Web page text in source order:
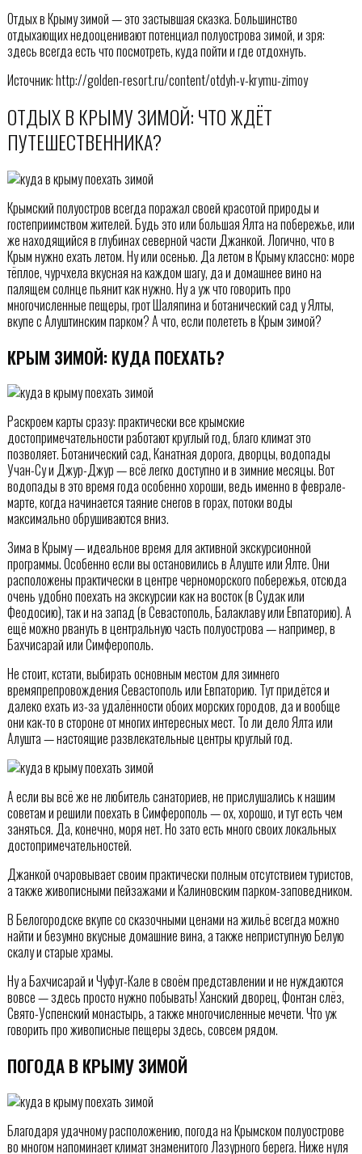
Отдых в Крыму зимой — это застывшая сказка. Большинство
отдыхающих недооценивают потенциал полуострова зимой, и зря:
здесь всегда есть что посмотреть, куда пойти и где отдохнуть.
Источник: http://golden-resort.ru/content/otdyh-v-krymu-zimoy
ОТДЫХ В КРЫМУ ЗИМОЙ: ЧТО ЖДЁТ
ПУТЕШЕСТВЕННИКА?
Крымский полуостров всегда поражал своей красотой природы и
гостеприимством жителей. Будь это или большая Ялта на побережье, или
же находящийся в глубинах северной части Джанкой. Логично, что в
Крым нужно ехать летом. Ну или осенью. Да летом в Крыму классно: море
тёплое, чурчхела вкусная на каждом шагу, да и домашнее вино на
палящем солнце пьянит как нужно. Ну а уж что говорить про
многочисленные пещеры, грот Шаляпина и ботанический сад у Ялты,
вкупе с Алуштинским парком? А что, если полететь в Крым зимой?
КРЫМ ЗИМОЙ: КУДА ПОЕХАТЬ?
Раскроем карты сразу: практически все крымские
достопримечательности работают круглый год, благо климат это
позволяет. Ботанический сад, Канатная дорога, дворцы, водопады
Учан-Су и Джур-Джур — всё легко доступно и в зимние месяцы. Вот
водопады в это время года особенно хороши, ведь именно в феврале-
марте, когда начинается таяние снегов в горах, потоки воды
максимально обрушиваются вниз.
Зима в Крыму — идеальное время для активной экскурсионной
программы. Особенно если вы остановились в Алуште или Ялте. Они
расположены практически в центре черноморского побережья, отсюда
очень удобно поехать на экскурсии как на восток (в Судак или
Феодосию), так и на запад (в Севастополь, Балаклаву или Евпаторию). А
ещё можно рвануть в центральную часть полуострова — например, в
Бахчисарай или Симферополь.
Не стоит, кстати, выбирать основным местом для зимнего
времяпрепровождения Севастополь или Евпаторию. Тут придётся и
далеко ехать из-за удалённости обоих морских городов, да и вообще
они как-то в стороне от многих интересных мест. То ли дело Ялта или
Алушта — настоящие развлекательные центры круглый год.
А если вы всё же не любитель санаториев, не прислушались к нашим
советам и решили поехать в Симферополь — ох, хорошо, и тут есть чем
заняться. Да, конечно, моря нет. Но зато есть много своих локальных
достопримечательностей.
Джанкой очаровывает своим практически полным отсутствием туристов,
а также живописными пейзажами и Калиновским парком-заповедником.
В Белогородске вкупе со сказочными ценами на жильё всегда можно
найти и безумно вкусные домашние вина, а также неприступную Белую
скалу и старые храмы.
Ну а Бахчисарай и Чуфут-Кале в своём представлении и не нуждаются
вовсе — здесь просто нужно побывать! Ханский дворец, Фонтан слёз,
Свято-Успенский монастырь, а также многочисленные мечети. Что уж
говорить про живописные пещеры здесь, совсем рядом.
ПОГОДА В КРЫМУ ЗИМОЙ
Благодаря удачному расположению, погода на Крымском полуострове
во многом напоминает климат знаменитого Лазурного берега. Ниже нуля